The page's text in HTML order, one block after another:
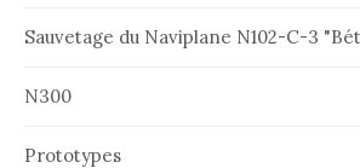
Sauvetage du Naviplane N102-C-3
N300
Prototypes